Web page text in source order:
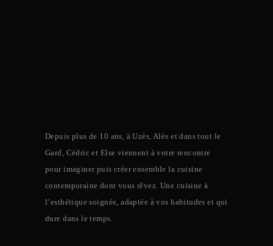
Depuis plus de 10 ans, à Uzès, Alès et dans tout le
Gard, Cédric et Else viennent à votre rencontre
pour imaginer puis créer ensemble la cuisine
contemporaine dont vous rêvez. Une cuisine à
l’esthétique soignée, adaptée à vos habitudes et qui
dure dans le temps.